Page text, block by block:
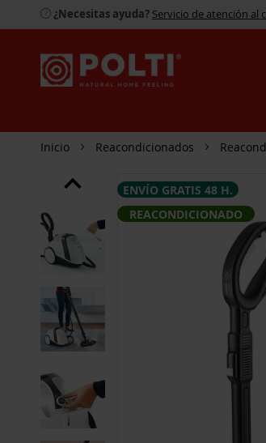
¿Necesitas ayuda? Servicio de atención al
Inicio Reacondicionados
SALTAR
FINAL
DE
LA
GALERÍA
DE
ENVÍO GRATIS 48 H.
REACONDICIONADO